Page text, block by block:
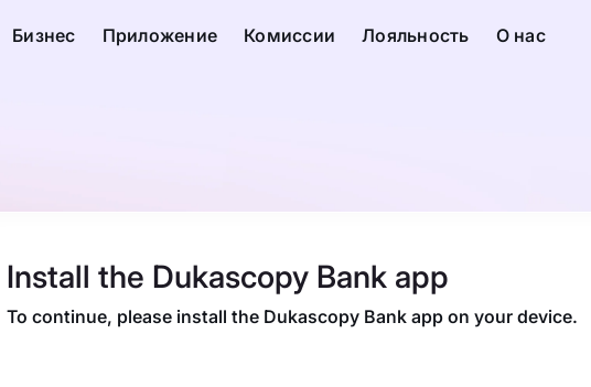
Бизнес Приложение Комиссии Лояльность О нас
Install the Dukascopy Bank app
To continue, please install the Dukascopy Bank app on your device.